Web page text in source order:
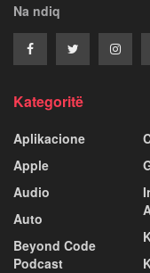
Na ndiq
Kategoritë
Aplikacione
Apple
Audio
Auto
Beyond Code
Podcast